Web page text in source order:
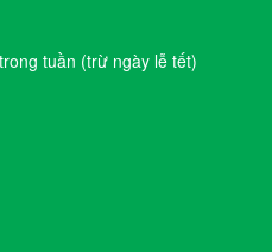
tuần (trừ ngày lễ tết)